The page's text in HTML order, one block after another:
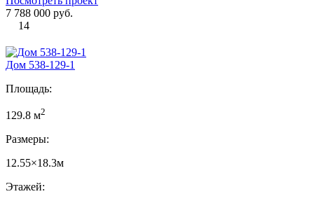
7 788 000 руб.
14
Дом 538-129-1
Площадь:
129.8 м2
Размеры:
12.55×18.3м
Этажей: